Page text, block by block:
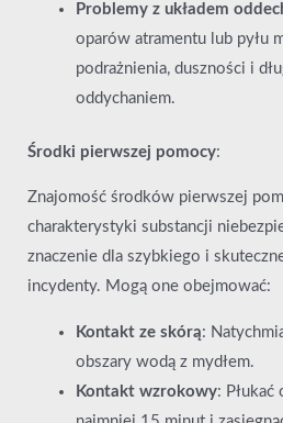
Problemy z układem
oparów atramentu lub pyłu
podrażnienia, duszności i
oddychaniem.
Środki pierwszej pomocy:
Znajomość środków pierwszej
charakterystyki substancji
znaczenie dla szybkiego i
incydenty. Mogą one obejmować:
Kontakt ze skórą:
obszary wodą z mydłem.
Kontakt wzrokowy: Płukać